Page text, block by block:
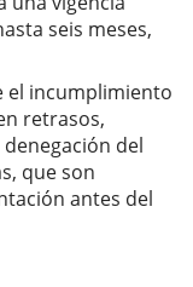
seis meses,
el incumplimiento
retrasos,
del
que son
antes del